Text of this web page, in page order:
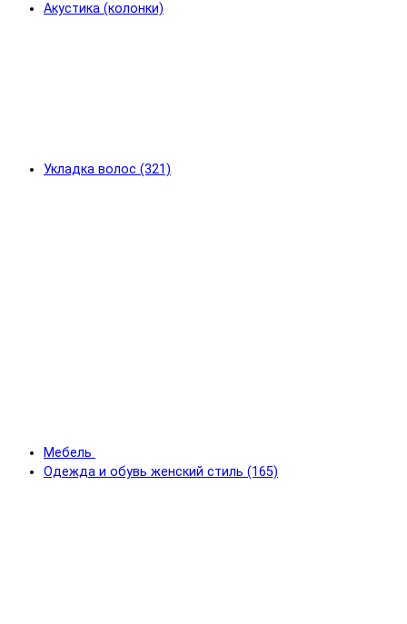
Акустика (колонки)
Укладка волос (321)
Мебель
Одежда и обувь женский стиль (165)